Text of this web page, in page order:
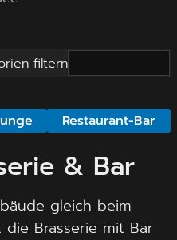
filtern
Restaurant-Bar
& Bar
gleich beim
Brasserie mit Bar